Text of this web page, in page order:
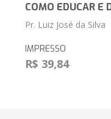
COMO EDUCAR E
Pr. Luiz José da Silva
IMPRESSO
R$ 39,84